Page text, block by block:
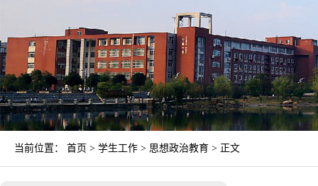
当前位置： 首页 > 学生工作 > 思想政治教育 > 正文